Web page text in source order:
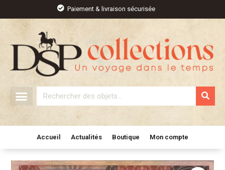
contenu
Paiement & livraison sécurisée
Rechercher
Accueil Actualités Boutique Mon compte